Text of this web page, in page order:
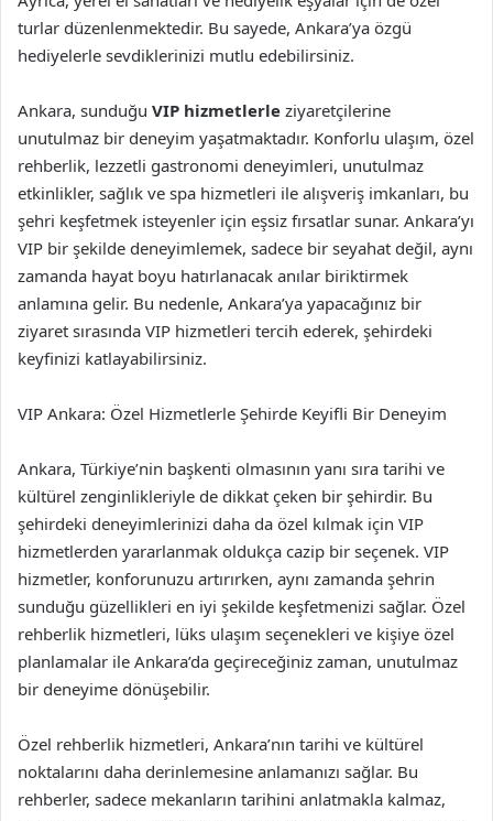
turlar düzenlenmektedir. Bu sayede, Ankara’ya özgü
hediyelerle sevdiklerinizi mutlu edebilirsiniz.
Ankara, sunduğu VIP hizmetlerle ziyaretçilerine
unutulmaz bir deneyim yaşatmaktadır. Konforlu ulaşım, özel
rehberlik, lezzetli gastronomi deneyimleri, unutulmaz
etkinlikler, sağlık ve spa hizmetleri ile alışveriş imkanları, bu
şehri keşfetmek isteyenler için eşsiz fırsatlar sunar. Ankara’yı
VIP bir şekilde deneyimlemek, sadece bir seyahat değil, aynı
zamanda hayat boyu hatırlanacak anılar biriktirmek
anlamına gelir. Bu nedenle, Ankara’ya yapacağınız bir
ziyaret sırasında VIP hizmetleri tercih ederek, şehirdeki
keyfinizi katlayabilirsiniz.
VIP Ankara: Özel Hizmetlerle Şehirde Keyifli Bir Deneyim
Ankara, Türkiye’nin başkenti olmasının yanı sıra tarihi ve
kültürel zenginlikleriyle de dikkat çeken bir şehirdir. Bu
şehirdeki deneyimlerinizi daha da özel kılmak için VIP
hizmetlerden yararlanmak oldukça cazip bir seçenek. VIP
hizmetler, konforunuzu artırırken, aynı zamanda şehrin
sunduğu güzellikleri en iyi şekilde keşfetmenizi sağlar. Özel
rehberlik hizmetleri, lüks ulaşım seçenekleri ve kişiye özel
planlamalar ile Ankara’da geçireceğiniz zaman, unutulmaz
bir deneyime dönüşebilir.
Özel rehberlik hizmetleri, Ankara’nın tarihi ve kültürel
noktalarını daha derinlemesine anlamanızı sağlar. Bu
rehberler, sadece mekanların tarihini anlatmakla kalmaz,